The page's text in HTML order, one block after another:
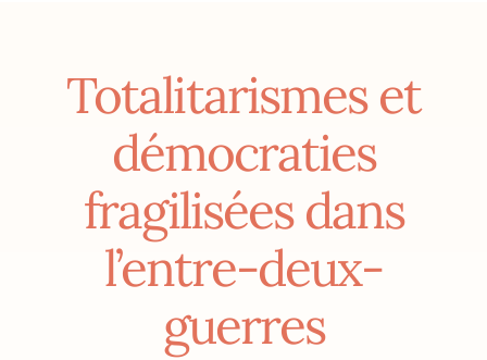
Totalitarismes et
démocraties
fragilisées dans
l’entre-deux-
guerres